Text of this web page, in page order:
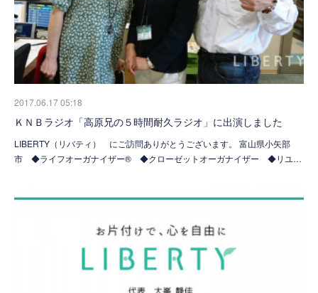
2017.06.17 05:18
ＫＮＢラジオ「高原兄の５時間耐久ラジオ」に出演しました
LIBERTY（リバティ） にご訪問ありがとうございます。 富山県小矢部
市 ◆ライフオーガナイザー® ◆クローゼットオーガナイザー ◆リユ…